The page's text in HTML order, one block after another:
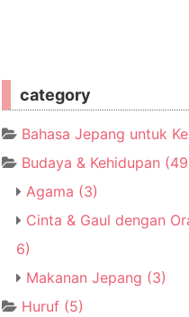
category
Bahasa Jepang untuk
Budaya & Kehidupan
Agama (3)
Cinta & Gaul dengan
6)
Makanan Jepang (3)
Huruf (5)